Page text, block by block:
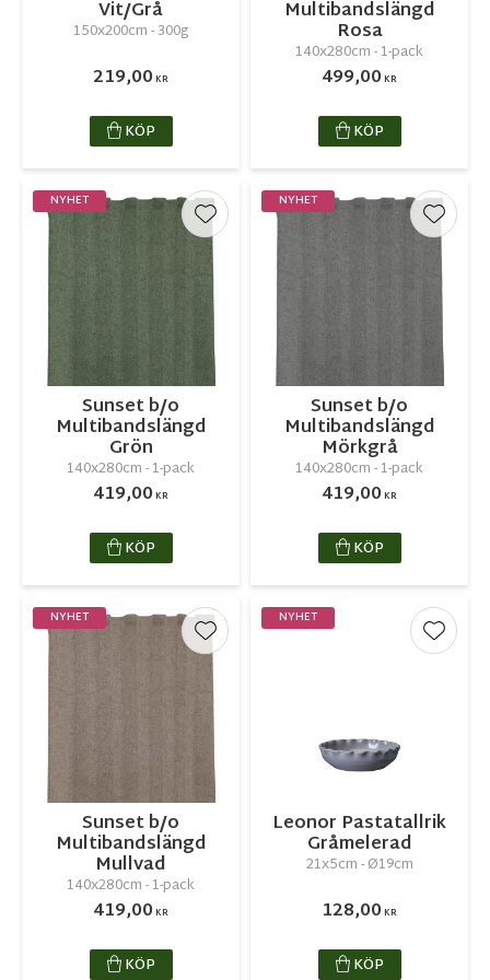
Vit/Grå
150x200cm - 300g
219,00KR
KÖP
Multibandslängd
Rosa
140x280cm - 1-pack
499,00KR
KÖP
Sunset b/o
Multibandslängd
Grön
140x280cm - 1-pack
419,00KR
NYHET
Lägg till i favoriter
KÖP
Sunset b/o
Multibandslängd
Mörkgrå
140x280cm - 1-pack
419,00KR
NYHET
Lägg
KÖP
Sunset b/o
Multibandslängd
Mullvad
140x280cm - 1-pack
419,00KR
NYHET
Lägg till i favoriter
KÖP
Leonor Pastatallrik
Gråmelerad
21x5cm - Ø19cm
128,00KR
NYHET
Lägg
KÖP